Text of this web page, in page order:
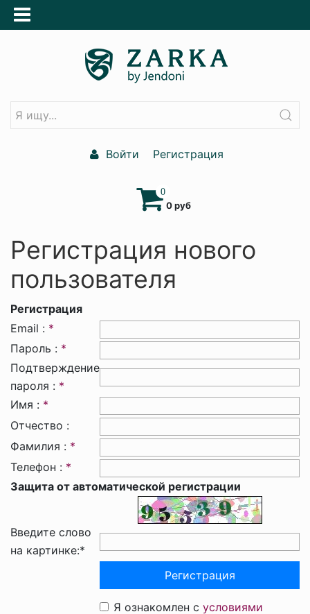
Войти Регистрация
0
0 руб
Регистрация нового
пользователя
Регистрация
Email : *
Пароль : *
Подтверждение
пароля : *
Имя : *
Отчество :
Фамилия : *
Телефон : *
Защита от автоматической регистрации
Введите слово
на картинке:*
Я ознакомлен с условиями